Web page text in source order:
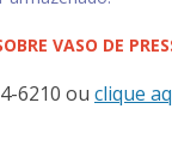
VASO DE
6210 ou clique